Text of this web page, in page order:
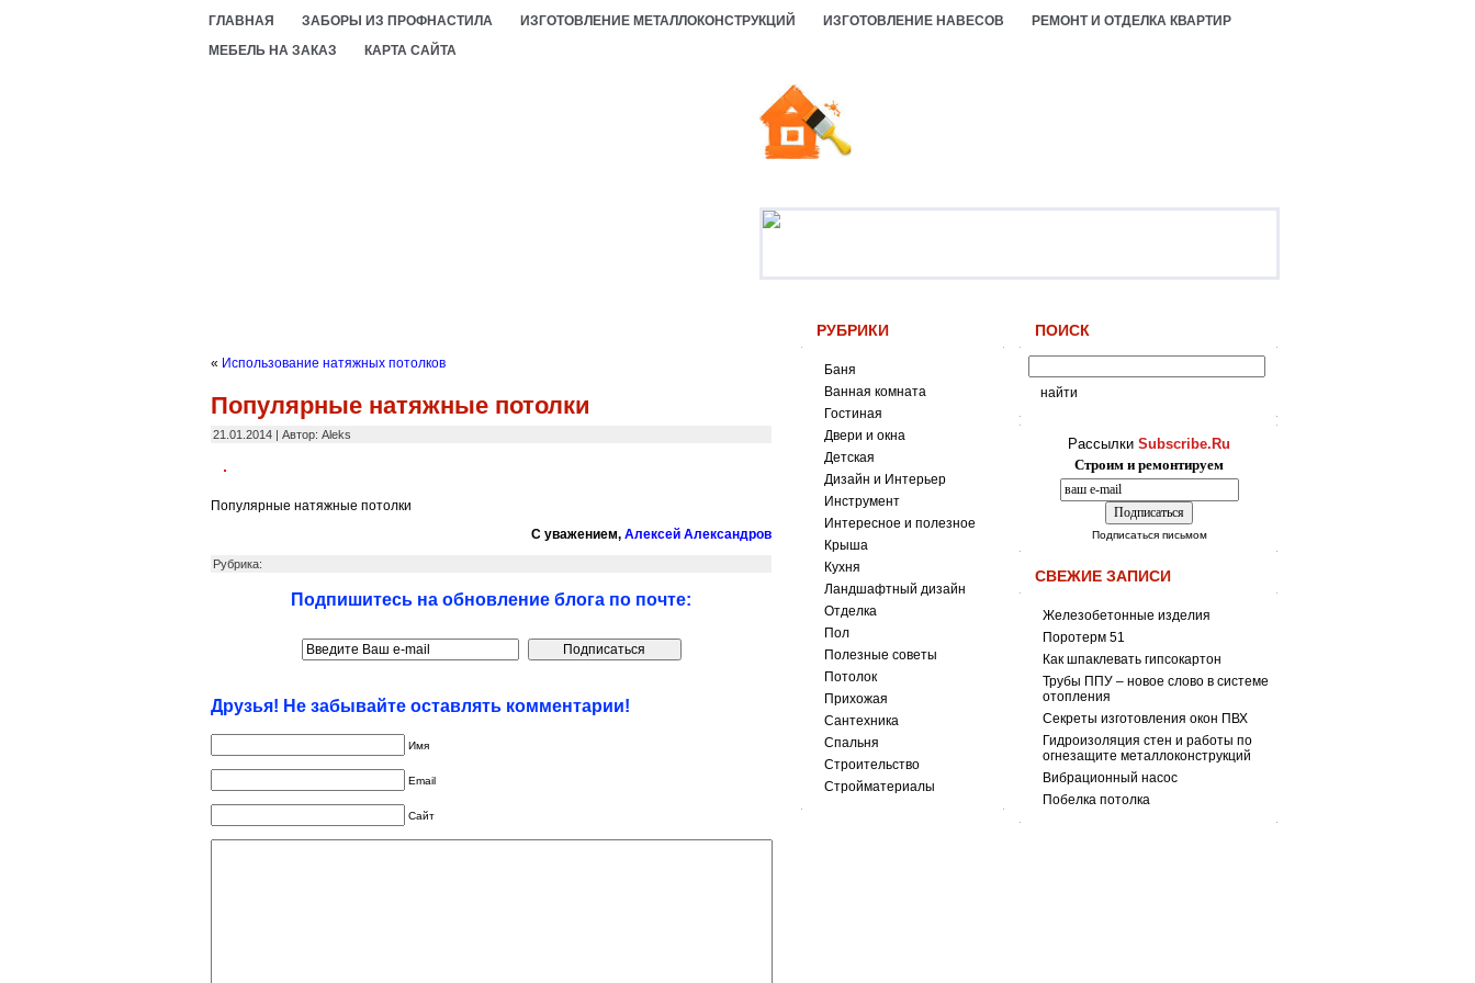
ГЛАВНАЯ ЗАБОРЫ ИЗ ПРОФНАСТИЛА ИЗГОТОВЛЕНИЕ МЕТАЛЛОКОНСТРУКЦИЙ ИЗГОТОВЛЕНИЕ НАВЕСОВ
РЕМОНТ И ОТДЕЛКА КВАРТИР
МЕБЕЛЬ НА ЗАКАЗ
КАРТА САЙТА
« Использование натяжных потолков
Популярные натяжные потолки
21.01.2014 | Автор: Aleks
Популярные натяжные потолки
С уважением, Алексей Александров
Рубрика:
Подпишитесь на обновление блога по почте:
Друзья! Не забывайте оставлять комментарии!
Имя
Email
Сайт
РУБРИКИ
Баня
Ванная комната
Гостиная
Двери и окна
Детская
Дизайн и Интерьер
Инструмент
Интересное и полезное
Крыша
Кухня
Ландшафтный дизайн
Отделка
Пол
Полезные советы
Потолок
Прихожая
Сантехника
Спальня
Строительство
Стройматериалы
ПОИСК
Рассылки Subscribe.Ru
Строим и ремонтируем
Подписаться письмом
СВЕЖИЕ ЗАПИСИ
Железобетонные изделия
Поротерм 51
Как шпаклевать гипсокартон
Трубы ППУ – новое слово в системе
отопления
Секреты изготовления окон ПВХ
Гидроизоляция стен и работы по
огнезащите металлоконструкций
Вибрационный насос
Побелка потолка